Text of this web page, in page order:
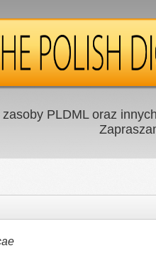
zasoby PLDML oraz